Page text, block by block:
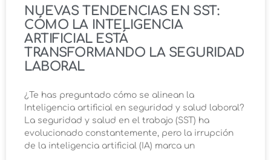
NUEVAS TENDENCIAS EN SST:
CÓMO LA INTELIGENCIA
ARTIFICIAL ESTÁ
TRANSFORMANDO LA SEGURIDAD
LABORAL
¿Te has preguntado cómo se alinean la
Inteligencia artificial en seguridad y salud laboral?
La seguridad y salud en el trabajo (SST) ha
evolucionado constantemente, pero la irrupción
de la inteligencia artificial (IA) marca un